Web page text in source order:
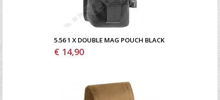
5.56 1 X DOUBLE MAG POUCH BLACK
€ 14,90